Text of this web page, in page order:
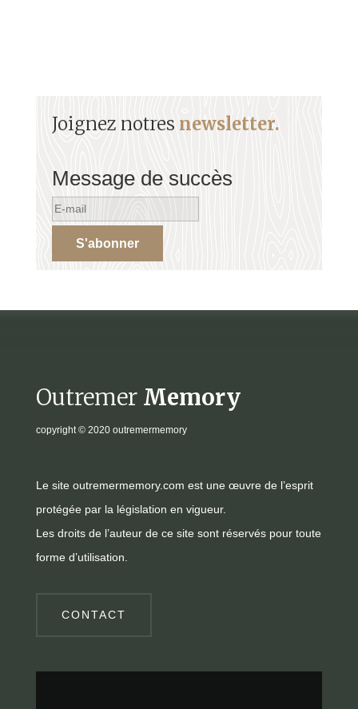
Joignez notres newsletter.
Message de succès
S'abonner
Outremer Memory
copyright © 2020 outremermemory
Le site outremermemory.com est une œuvre de l’esprit
protégée par la législation en vigueur.
Les droits de l’auteur de ce site sont réservés pour toute
forme d’utilisation.
CONTACT